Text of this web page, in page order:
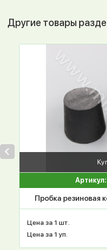
Другие товары
Пробка резиновая
Цена за 1 шт.
Цена за 1 уп.